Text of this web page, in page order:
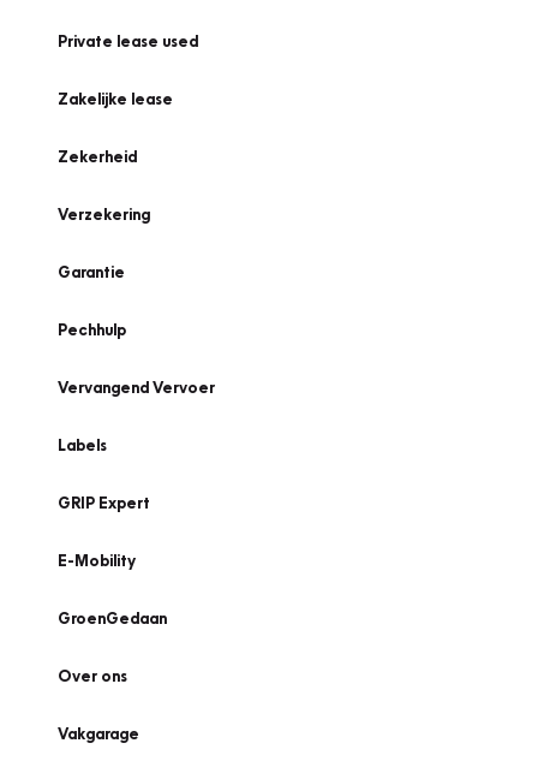
Private lease used
Zakelijke lease
Zekerheid
Verzekering
Garantie
Pechhulp
Vervangend Vervoer
Labels
GRIP Expert
E-Mobility
GroenGedaan
Over ons
Vakgarage